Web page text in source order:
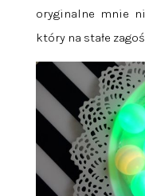
oryginalne mnie
który na stałe